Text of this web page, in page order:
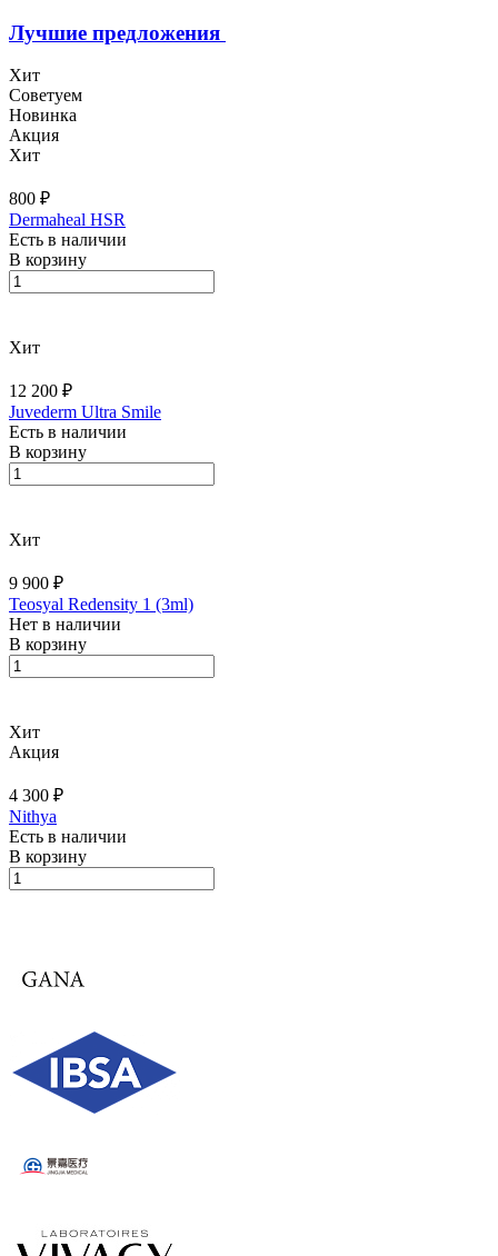
Лучшие предложения
Хит
Советуем
Новинка
Акция
Хит
800 ₽
Dermaheal HSR
Есть в наличии
В корзину
Хит
12 200 ₽
Juvederm Ultra Smile
Есть в наличии
В корзину
Хит
9 900 ₽
Teosyal Redensity 1 (3ml)
Нет в наличии
В корзину
Хит
Акция
4 300 ₽
Nithya
Есть в наличии
В корзину